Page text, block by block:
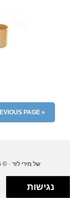
« PREVIOUS PAGE
של מירי לזר · © 2026 · POWERED BY
נגישות